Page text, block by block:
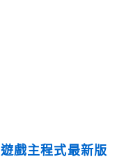
戲主程式最新版